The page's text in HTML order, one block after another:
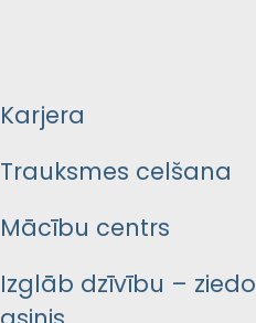
Karjera
Trauksmes celšana
Mācību centrs
Izglāb dzīvību – ziedo